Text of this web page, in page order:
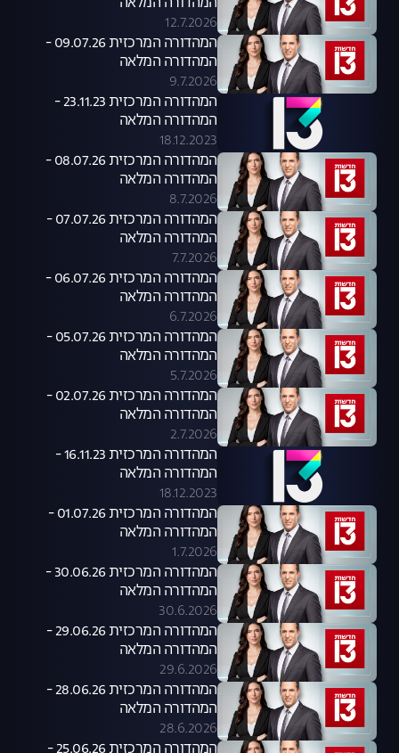
12.7.2026
המהדורה המרכזית 09.07.26 -
המהדורה המלאה
9.7.2026
המהדורה המרכזית 23.11.23 -
המהדורה המלאה
18.12.2023
המהדורה המרכזית 08.07.26 -
המהדורה המלאה
8.7.2026
המהדורה המרכזית 07.07.26 -
המהדורה המלאה
7.7.2026
המהדורה המרכזית 06.07.26 -
המהדורה המלאה
6.7.2026
המהדורה המרכזית 05.07.26 -
המהדורה המלאה
5.7.2026
המהדורה המרכזית 02.07.26 -
המהדורה המלאה
2.7.2026
המהדורה המרכזית 16.11.23 -
המהדורה המלאה
18.12.2023
המהדורה המרכזית 01.07.26 -
המהדורה המלאה
1.7.2026
המהדורה המרכזית 30.06.26 -
המהדורה המלאה
30.6.2026
המהדורה המרכזית 29.06.26 -
המהדורה המלאה
29.6.2026
המהדורה המרכזית 28.06.26 -
המהדורה המלאה
28.6.2026